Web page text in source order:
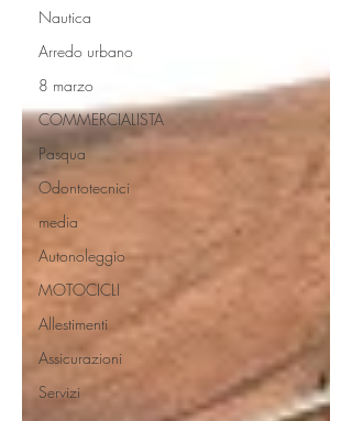
Nautica
Arredo urbano
8 marzo
COMMERCIALISTA
Pasqua
Odontotecnici
media
Autonoleggio
MOTOCICLI
Allestimenti
Assicurazioni
Servizi